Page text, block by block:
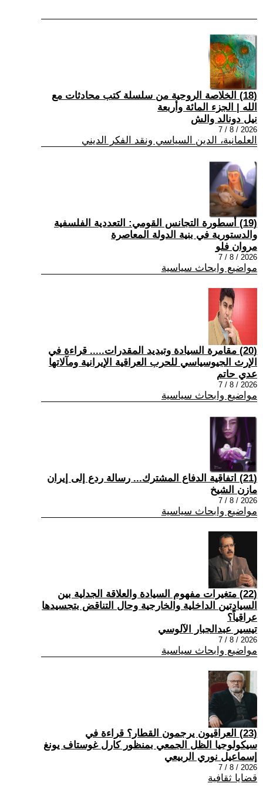
(18) الخلاصة الروحية من سلسلة كتب محادثات مع
الله | الجزء المائة وأربعة
نيل دونالد والش
2026 / 8 / 7
العلمانية، الدين السياسي ونقد الفكر الديني
(19) أسطورة التجانس القومي: التعددية الفلسفية
والدستورية في بنية الدولة المعاصرة
مروان فلو
2026 / 8 / 7
مواضيع وابحاث سياسية
(20) مقامرة السيادة وتبديد المقدرات..... قراءة في
الإرث الجيوسياسي للحرب العراقية الإيرانية ومآلاتها
عدي حاتم
2026 / 8 / 7
مواضيع وابحاث سياسية
(21) اتفاقية الدفاع المشترك... رسالة ردع إلى إيران
مازن الشيخ
2026 / 8 / 7
مواضيع وابحاث سياسية
(22) متغيرات مفهوم السيادة والعلاقة الجدلية بين
السيادتين الداخلية والخارجية وحال التناقض بتجسيدها
عراقياً؟
تيسير عبدالجبار الآلوسي
2026 / 8 / 7
مواضيع وابحاث سياسية
(23) العراقيون يرجمون القطار؟ قراءة في
سيكولوجيا الظل الجمعي بمنظور كارل غوستاف يونغ
إسماعيل نوري الربيعي
2026 / 8 / 7
قضايا ثقافية